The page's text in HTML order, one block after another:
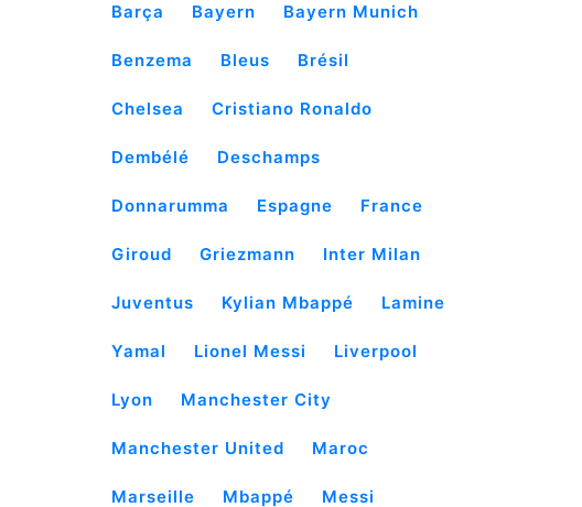
Barça Bayern Bayern Munich
Benzema Bleus Brésil
Chelsea Cristiano Ronaldo
Dembélé Deschamps
Donnarumma Espagne France
Giroud Griezmann Inter Milan
Juventus Kylian Mbappé Lamine
Yamal Lionel Messi Liverpool
Lyon Manchester City
Manchester United Maroc
Marseille Mbappé Messi